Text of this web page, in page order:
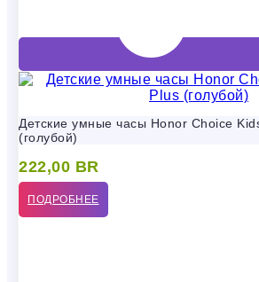
Детские умные часы Honor Choice
(голубой)
222,00 BR
ПОДРОБНЕЕ